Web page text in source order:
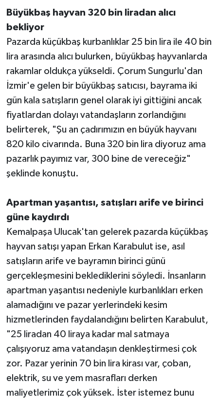
Büyükbaş hayvan 320 bin liradan alıcı
bekliyor
Pazarda küçükbaş kurbanlıklar 25 bin lira ile 40 bin
lira arasında alıcı bulurken, büyükbaş hayvanlarda
rakamlar oldukça yükseldi. Çorum Sungurlu'dan
İzmir'e gelen bir büyükbaş satıcısı, bayrama iki
gün kala satışların genel olarak iyi gittiğini ancak
fiyatlardan dolayı vatandaşların zorlandığını
belirterek, "Şu an çadırımızın en büyük hayvanı
820 kilo civarında. Buna 320 bin lira diyoruz ama
pazarlık payımız var, 300 bine de vereceğiz"
şeklinde konuştu.
Apartman yaşantısı, satışları arife ve birinci
güne kaydırdı
Kemalpaşa Ulucak'tan gelerek pazarda küçükbaş
hayvan satışı yapan Erkan Karabulut ise, asıl
satışların arife ve bayramın birinci günü
gerçekleşmesini beklediklerini söyledi. İnsanların
apartman yaşantısı nedeniyle kurbanlıkları erken
alamadığını ve pazar yerlerindeki kesim
hizmetlerinden faydalandığını belirten Karabulut,
"25 liradan 40 liraya kadar mal satmaya
çalışıyoruz ama vatandaşın denkleştirmesi çok
zor. Pazar yerinin 70 bin lira kirası var, çoban,
elektrik, su ve yem masrafları derken
maliyetlerimiz çok yüksek. İster istemez bunu